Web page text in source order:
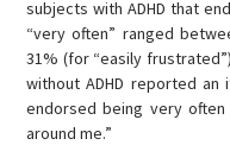
subjects with ADHD that
“very often” ranged
31% (for “easily
without ADHD reported
endorsed being very
around me.”